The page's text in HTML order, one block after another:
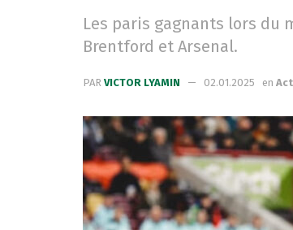
Les paris gagnants lors du
Brentford et Arsenal.
PAR VICTOR LYAMIN 02.01.2025 en